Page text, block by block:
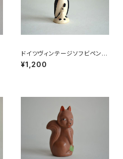
ドイツヴィンテージソフビペンギ
ンの親子
¥1,200